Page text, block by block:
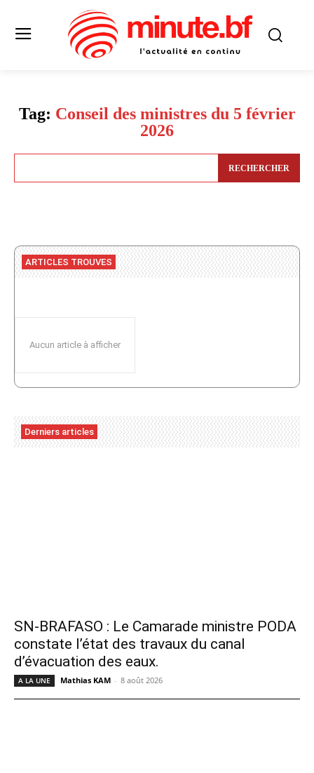
Tag: Conseil des ministres du 5 février
2026
RECHERCHER
ARTICLES TROUVES
Aucun article à afficher
Derniers articles
SN-BRAFASO : Le Camarade ministre PODA
constate l’état des travaux du canal
d’évacuation des eaux.
A LA UNE Mathias KAM - 8 août 2026